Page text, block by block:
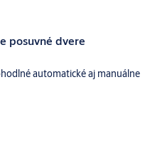
posuvné dvere
automatické aj manuálne